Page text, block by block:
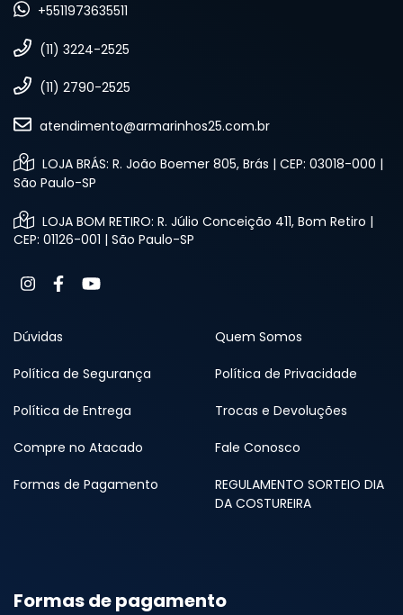
+5511973635511
(11) 3224-2525
(11) 2790-2525
atendimento@armarinhos25.com.br
LOJA BRÁS: R. João Boemer 805, Brás | CEP: 03018-000 |
São Paulo-SP
LOJA BOM RETIRO: R. Júlio Conceição 411, Bom Retiro |
CEP: 01126-001 | São Paulo-SP
Dúvidas Quem Somos
Política de Segurança Política de Privacidade
Política de Entrega Trocas e Devoluções
Compre no Atacado Fale Conosco
Formas de Pagamento
REGULAMENTO SORTEIO DIA
DA COSTUREIRA
Formas de pagamento